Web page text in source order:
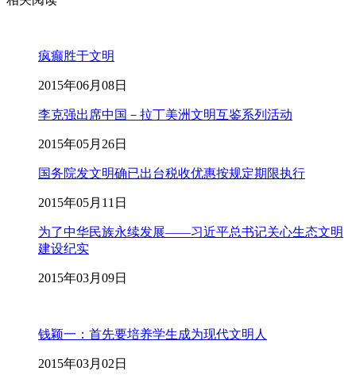
疯癫胜于文明
2015年06月08日
李克强出席中国－拉丁美洲文明互鉴系列活动
2015年05月26日
国务院发文明确已出台税收优惠按规定期限执行
2015年05月11日
为了中华民族永续发展——习近平总书记关心生态文明
建设纪实
2015年03月09日
钱颖一：首先要培养学生成为现代文明人
2015年03月02日